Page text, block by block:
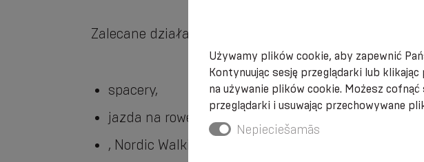
Zalecane działania fizyczne:
spacery,
jazda na rowerze
, Nordic Walking,
Używamy plików cookie, aby zapewnić
Kontynuując sesję przeglądarki lub
na używanie plików cookie. Możesz
przeglądarki i usuwając przechowywane
Nepieciešamās